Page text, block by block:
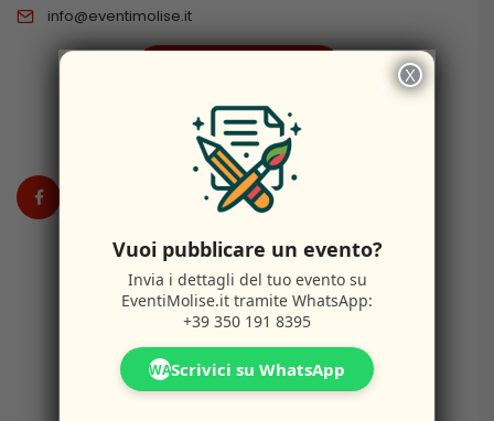
info@eventimolise.it
DISCLAIMER
×
Vuoi pubblicare un evento?
Invia i dettagli del tuo evento su
EventiMolise.it tramite WhatsApp:
+39 350 191 8395
WAScrivici su WhatsApp
X